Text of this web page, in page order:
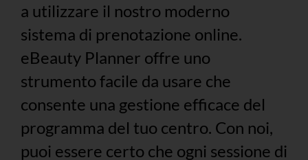
a utilizzare il nostro moderno
sistema di prenotazione online.
eBeauty Planner offre uno
strumento facile da usare che
consente una gestione efficace del
programma del tuo centro. Con noi,
puoi essere certo che ogni sessione di